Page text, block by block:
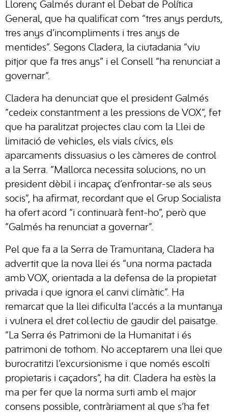
Llorenç Galmés durant el Debat de Política
General, que ha qualificat com “tres anys perduts,
tres anys d’incompliments i tres anys de
mentides”. Segons Cladera, la ciutadania “viu
pitjor que fa tres anys” i el Consell “ha renunciat a
governar”.
Cladera ha denunciat que el president Galmés
“cedeix constantment a les pressions de VOX”, fet
que ha paralitzat projectes clau com la Llei de
limitació de vehicles, els vials cívics, els
aparcaments dissuasius o les càmeres de control
a la Serra. “Mallorca necessita solucions, no un
president dèbil i incapaç d’enfrontar-se als seus
socis”, ha afirmat, recordant que el Grup Socialista
ha ofert acord “i continuarà fent-ho”, però que
“Galmés ha renunciat a governar”.
Pel que fa a la Serra de Tramuntana, Cladera ha
advertit que la nova llei és “una norma pactada
amb VOX, orientada a la defensa de la propietat
privada i que ignora el canvi climàtic”. Ha
remarcat que la llei dificulta l’accés a la muntanya
i vulnera el dret col·lectiu de gaudir del paisatge.
“La Serra és Patrimoni de la Humanitat i és
patrimoni de tothom. No acceptarem una llei que
burocratitzi l’excursionisme i que només escolti
propietaris i caçadors”, ha dit. Cladera ha estès la
ma per fer que la norma surti amb el major
consens possible, contràriament al que s’ha fet